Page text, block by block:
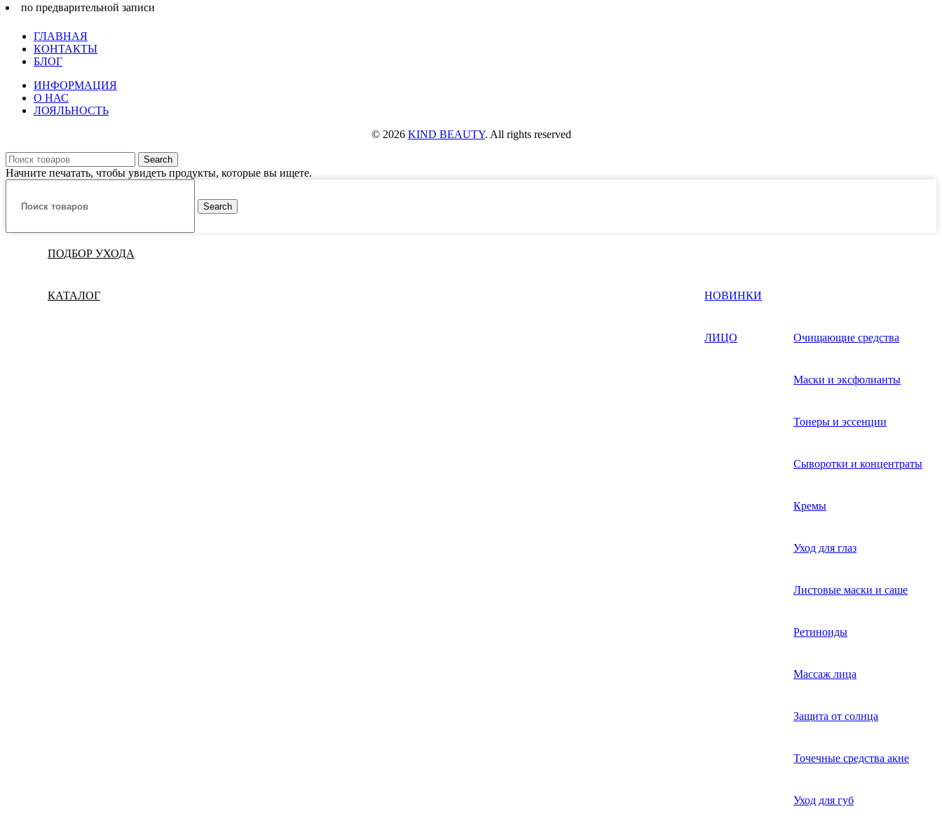
по предварительной записи
ГЛАВНАЯ
КОНТАКТЫ
БЛОГ
ИНФОРМАЦИЯ
О НАС
ЛОЯЛЬНОСТЬ
© 2026 KIND BEAUTY. All rights reserved
Search
Начните печатать, чтобы увидеть продукты, которые вы ищете.
Search
ПОДБОР УХОДА
КАТАЛОГ НОВИНКИ
ЛИЦО Очищающие средства
Маски и эксфолианты
Тонеры и эссенции
Сыворотки и концентраты
Кремы
Уход для глаз
Листовые маски и саше
Ретиноиды
Массаж лица
Защита от солнца
Точечные средства акне
Уход для губ